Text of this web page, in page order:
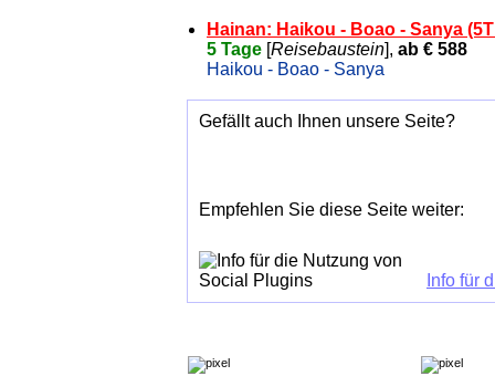
Hainan: Haikou - Boao - Sanya
5 Tage [Reisebaustein], ab € 588
Haikou - Boao - Sanya
Gefällt auch Ihnen unsere Seite?
Empfehlen Sie diese Seite weiter:
Info für